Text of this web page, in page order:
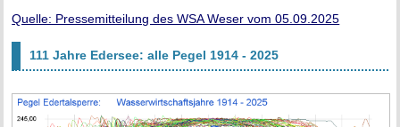
Quelle: Pressemitteilung des WSA Weser vom 05.09.2025
111 Jahre Edersee: alle Pegel 1914 - 2025